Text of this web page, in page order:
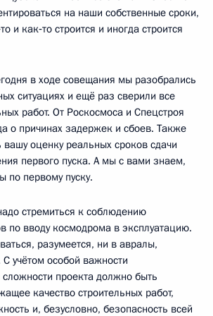
на наши собственные сроки,
и как‑то строится и иногда строится
в ходе совещания мы разобрались
ситуациях и ещё раз сверили все
работ. От Роскосмоса и Спецстроя
о причинах задержек и сбоев. Также
оценку реальных сроков сдачи
первого пуска. А мы с вами знаем,
по первому пуску.
стремиться к соблюдению
по вводу космодрома в эксплуатацию.
разумеется, ни в авралы,
учётом особой важности
сложности проекта должно быть
качество строительных работ,
и, безусловно, безопасность всей